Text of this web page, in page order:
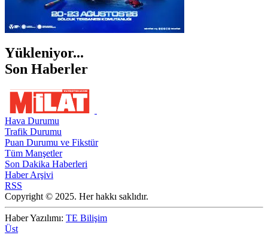
Yükleniyor...
Son Haberler
Hava Durumu
Trafik Durumu
Puan Durumu ve Fikstür
Tüm Manşetler
Son Dakika Haberleri
Haber Arşivi
RSS
Copyright © 2025. Her hakkı saklıdır.
Haber Yazılımı: TE Bilişim
Üst